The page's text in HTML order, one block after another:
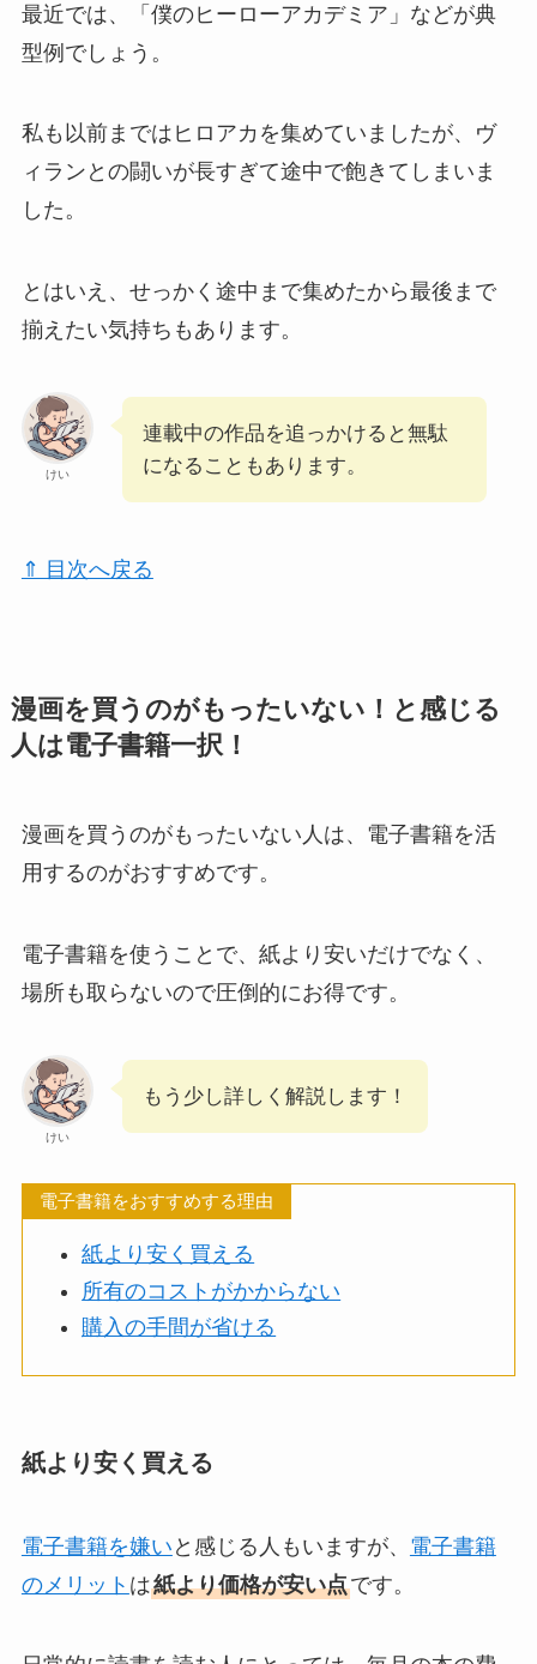
最近では、「僕のヒーローアカデミア」などが典
型例でしょう。
私も以前まではヒロアカを集めていましたが、ヴ
ィランとの闘いが長すぎて途中で飽きてしまいま
した。
とはいえ、せっかく途中まで集めたから最後まで
揃えたい気持ちもあります。
けい
連載中の作品を追っかけると無駄
になることもあります。
⇑ 目次へ戻る
漫画を買うのがもったいない！と感じる
人は電子書籍一択！
漫画を買うのがもったいない人は、電子書籍を活
用するのがおすすめです。
電子書籍を使うことで、紙より安いだけでなく、
場所も取らないので圧倒的にお得です。
けい
もう少し詳しく解説します！
電子書籍をおすすめする理由
紙より安く買える
所有のコストがかからない
購入の手間が省ける
紙より安く買える
電子書籍を嫌い と感じる人もいますが、 電子書籍
のメリット は紙より価格が安い点です。